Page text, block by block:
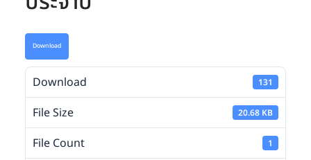
Download
Download 131
File Size 20.68 KB
File Count 1